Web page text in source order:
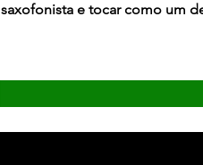
saxofonista e tocar como um